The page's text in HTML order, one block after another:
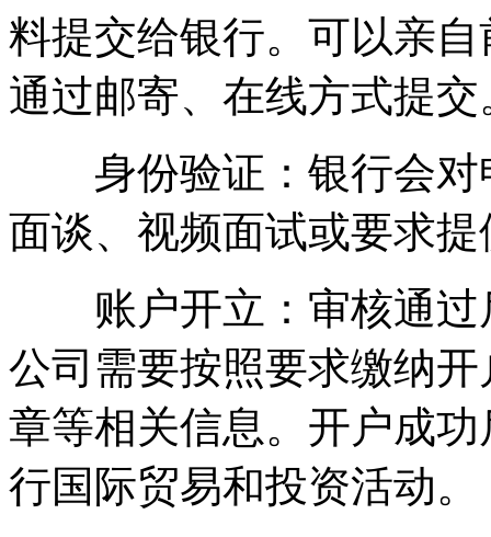
料提交给银行。可以亲
通过邮寄、在线方式提交
身份验证：银行会对
面谈、视频面试或要求
账户开立：审核通过
公司需要按照要求缴纳
章等相关信息。开户成
行国际贸易和投资活动。